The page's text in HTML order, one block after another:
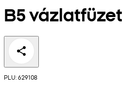
B5 vázlatfüzet
PLU: 629108